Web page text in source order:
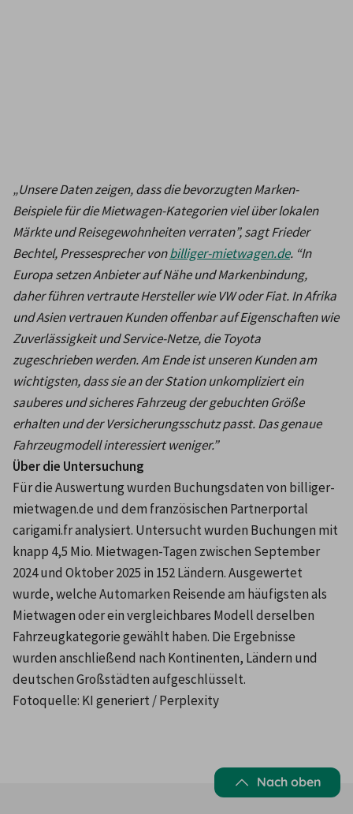
„Unsere Daten zeigen, dass die bevorzugten Marken-
Beispiele für die Mietwagen-Kategorien viel über lokalen
Märkte und Reisegewohnheiten verraten”, sagt Frieder
Bechtel, Pressesprecher von billiger-mietwagen.de. “In
Europa setzen Anbieter auf Nähe und Markenbindung,
daher führen vertraute Hersteller wie VW oder Fiat. In Afrika
und Asien vertrauen Kunden offenbar auf Eigenschaften wie
Zuverlässigkeit und Service-Netze, die Toyota
zugeschrieben werden. Am Ende ist unseren Kunden am
wichtigsten, dass sie an der Station unkompliziert ein
sauberes und sicheres Fahrzeug der gebuchten Größe
erhalten und der Versicherungsschutz passt. Das genaue
Fahrzeugmodell interessiert weniger.”
Über die Untersuchung
Für die Auswertung wurden Buchungsdaten von billiger-
mietwagen.de und dem französischen Partnerportal
carigami.fr analysiert. Untersucht wurden Buchungen mit
knapp 4,5 Mio. Mietwagen-Tagen zwischen September
2024 und Oktober 2025 in 152 Ländern. Ausgewertet
wurde, welche Automarken Reisende am häufigsten als
Mietwagen oder ein vergleichbares Modell derselben
Fahrzeugkategorie gewählt haben. Die Ergebnisse
wurden anschließend nach Kontinenten, Ländern und
deutschen Großstädten aufgeschlüsselt.
Fotoquelle: KI generiert / Perplexity
Nach oben